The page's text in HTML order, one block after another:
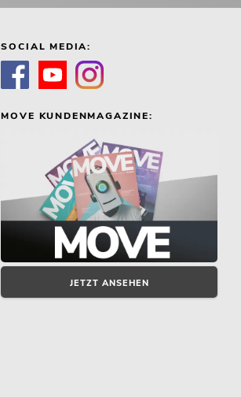
SOCIAL MEDIA:
MOVE KUNDENMAGAZINE:
JETZT ANSEHEN